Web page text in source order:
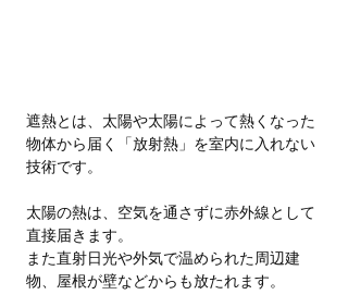
遮熱とは、太陽や太陽によって熱くなった
物体から届く「放射熱」を室内に入れない
技術です。
太陽の熱は、空気を通さずに赤外線として
直接届きます。
また直射日光や外気で温められた周辺建
物、屋根が壁などからも放たれます。